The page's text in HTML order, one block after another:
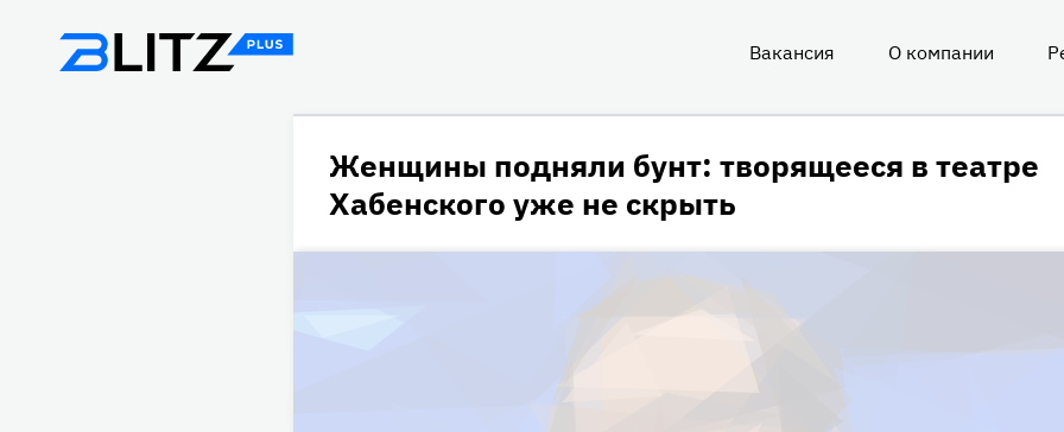
Вакансия О компании
Женщины подняли бунт: творящееся в театре
Хабенского уже не скрыть